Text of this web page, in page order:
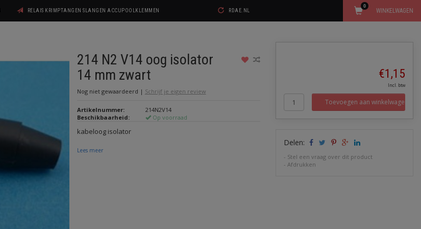
RELAIS KRIMPTANGEN SLANGEN ACCUPOOLKLEMMEN RDAE.NL WINKELWAGEN
0
214 N2 V14 oog isolator
14 mm zwart
Nog niet gewaardeerd | Schrijf je eigen review
Artikelnummer:
214N2V14
Beschikbaarheid:
Op voorraad
kabeloog isolator
Lees meer
€1,15
Incl. btw
Toevoegen aan winkelwagen
Delen:
- Stel een vraag over dit product
-Afdrukken